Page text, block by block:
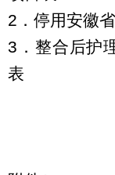
2 ． 停用安徽
3 ． 整合后护
表